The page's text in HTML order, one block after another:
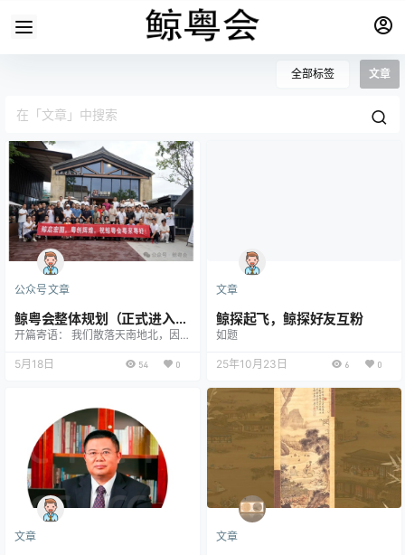
全部标签 文章
公众号文章
鲸粤会整体规划（正式进入常
态化运营）
开篇寄语： 我们散落天南地北，因热
们一同见证市场火热的盛况，也携手
忱与信任，是社群最珍贵的财富。 旁
人或许不解我们的坚守，但我们始终
坚信，面对新兴行业与全新时代，宁
愿尝试探索直面失误，也不愿犹豫观
望错失机遇。荒芜前路总要有人开拓
疆土，未知领域唯有求知者方能远
行。2026年，鲸粤会整装重启，全
力奔赴全新征…
5月18日 54 0
文章
鲸探起飞，鲸探好友互粉
如题
25年10月23日 6 0
文章 文章